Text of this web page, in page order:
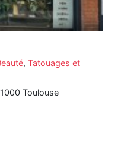
, Tatouages et
Toulouse